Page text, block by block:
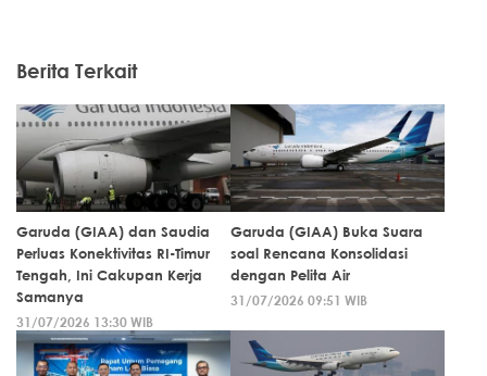
Berita Terkait
Garuda (GIAA) dan Saudia
Perluas Konektivitas RI-Timur
Tengah, Ini Cakupan Kerja
Samanya
31/07/2026 13:30 WIB
Garuda (GIAA) Buka Suara
soal Rencana Konsolidasi
dengan Pelita Air
31/07/2026 09:51 WIB